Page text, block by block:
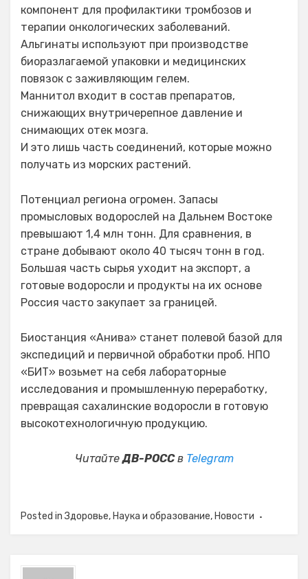
компонент для профилактики тромбозов и
терапии онкологических заболеваний.
Альгинаты используют при производстве
биоразлагаемой упаковки и медицинских
повязок с заживляющим гелем.
Маннитол входит в состав препаратов,
снижающих внутричерепное давление и
снимающих отек мозга.
И это лишь часть соединений, которые можно
получать из морских растений.
Потенциал региона огромен. Запасы
промысловых водорослей на Дальнем Востоке
превышают 1,4 млн тонн. Для сравнения, в
стране добывают около 40 тысяч тонн в год.
Большая часть сырья уходит на экспорт, а
готовые водоросли и продукты на их основе
Россия часто закупает за границей.
Биостанция «Анива» станет полевой базой для
экспедиций и первичной обработки проб. НПО
«БИТ» возьмет на себя лабораторные
исследования и промышленную переработку,
превращая сахалинские водоросли в готовую
высокотехнологичную продукцию.
ЧитайтеДВ-РОССв Telegram
Posted inЗдоровье, Наука и образование, Новости